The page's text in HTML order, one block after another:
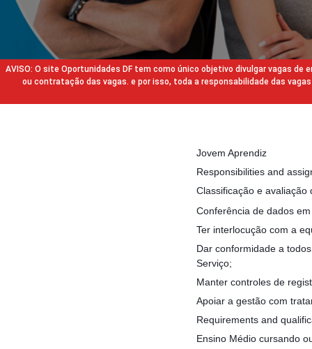
AVISO: O site Oportunidades DF tem como único objetivo divulgar vagas
ou contratação das vagas. e por isso, toda a responsabilidade das
Jovem Aprendiz
Responsibilities and
Classificação e
Conferência de dados
Ter interlocução com a
Dar conformidade a
Serviço;
Manter controles de
Apoiar a gestão com
Requirements and
Ensino Médio cursando